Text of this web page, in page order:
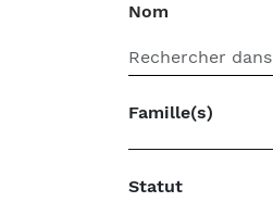
Nom
Famille(s)
Statut